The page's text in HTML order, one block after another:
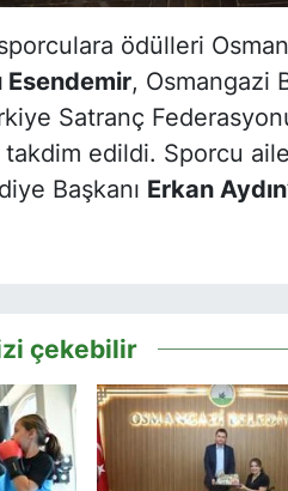
ödülleri
Esendemir, Osmangazi
Satranç
edildi. Sporcu
Başkanı Erkan Aydın
çekebilir